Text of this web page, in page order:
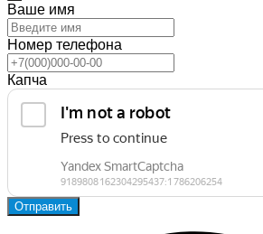
Ваше имя
Номер телефона
Капча
Отправить